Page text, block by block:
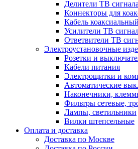
Делители ТВ сигнала
Коннекторы для
Кабель коаксиальный
Усилители ТВ
Ответвители ТВ
Электроустановочные
Розетки и
Кабели питания
Электрощитки и
Автоматические
Наконечники,
Фильтры сетевые,
Лампы, светильники
Вилки штепсельные
Оплата и доставка
Доставка по Москве